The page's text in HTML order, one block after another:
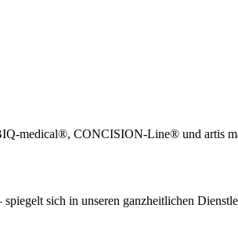
medical®, CONCISION-Line® und artis
sich in unseren ganzheitlichen